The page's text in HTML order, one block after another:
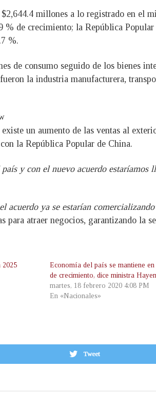
millones a lo registrado en el
% de crecimiento; la República
%.
de consumo seguido de los bienes
la industria manufacturera,
un aumento de las ventas al
la República Popular de China.
y con el nuevo acuerdo estaríamos
acuerdo ya se estarían
para atraer negocios, garantizando la
2025
Economía del país se mantiene
de crecimiento, dice ministra
martes, 18 febrero 2020 4:08 PM
En «Nacionales»
Tweet